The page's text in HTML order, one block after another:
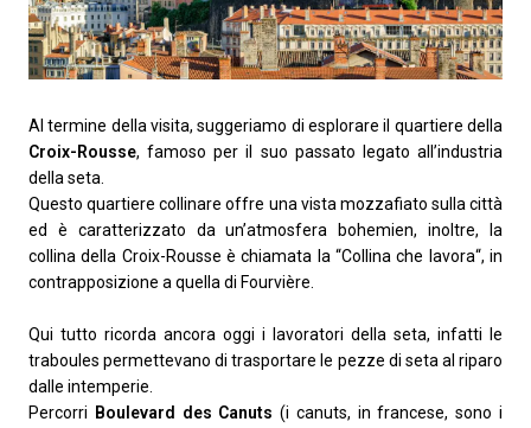
Al termine della visita, suggeriamo di esplorare il quartiere della
Croix-Rousse, famoso per il suo passato legato all’industria
della seta.
Questo quartiere collinare offre una vista mozzafiato sulla città
ed è caratterizzato da un’atmosfera bohemien, inoltre, la
collina della Croix-Rousse è chiamata la “Collina che lavora“, in
contrapposizione a quella di Fourvière.
Qui tutto ricorda ancora oggi i lavoratori della seta, infatti le
traboules permettevano di trasportare le pezze di seta al riparo
dalle intemperie.
Percorri Boulevard des Canuts(i canuts, in francese, sono i